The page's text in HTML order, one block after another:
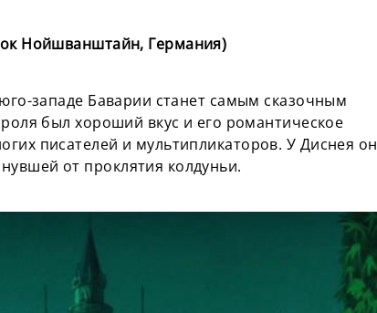
Нойшванштайн, Германия)
западе Баварии станет самым сказочным
был хороший вкус и его романтическое
писателей и мультипликаторов. У Диснея он
от проклятия колдуньи.